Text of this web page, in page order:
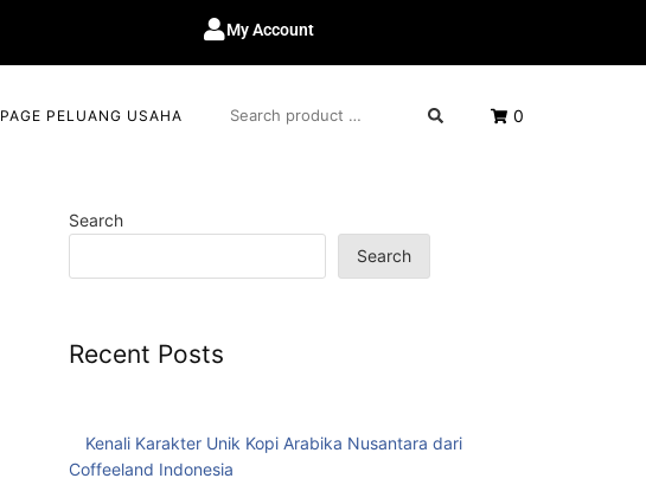
My Account
0
PAGE PELUANG USAHA
Search
Search
Recent Posts
Kenali Karakter Unik Kopi Arabika Nusantara dari
Coffeeland Indonesia